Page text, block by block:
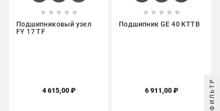
    
Подшипниковый узел
FY 17 TF
4 615,00 ₽
    
Подшипник GE 40 KTTB
6 911,00 ₽ ФИЛЬТР